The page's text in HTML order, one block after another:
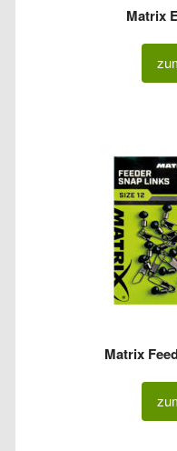
Matrix
Matrix